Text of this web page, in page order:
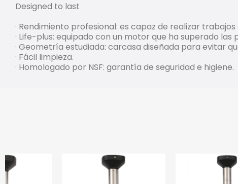
Designed to last
· Rendimiento profesional: es capaz de realizar
· Life-plus: equipado con un motor que ha superado las
· Geometría estudiada: carcasa diseñada para evitar
· Fácil limpieza.
· Homologado por NSF: garantía de seguridad e higiene.